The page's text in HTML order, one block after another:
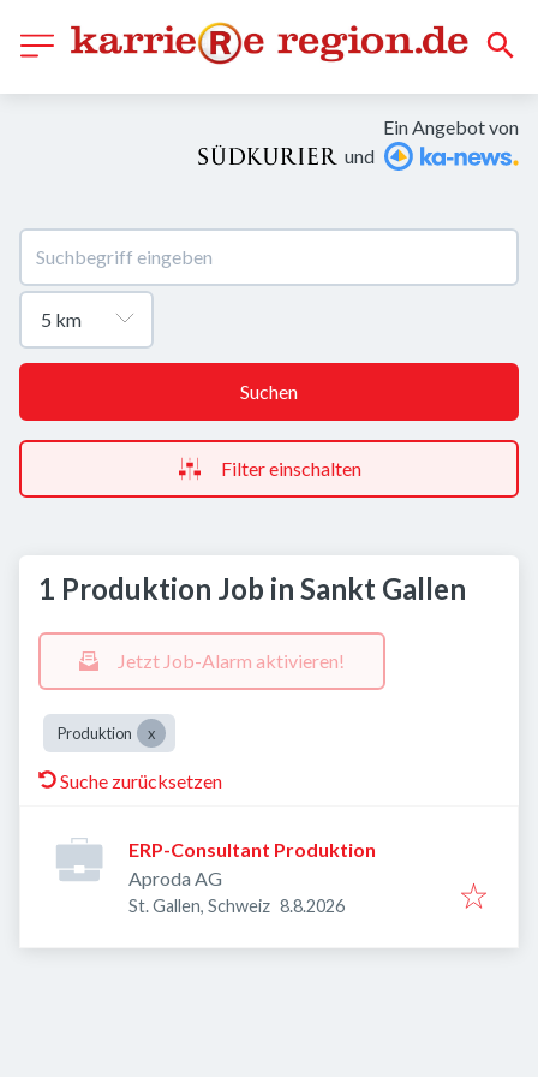
Ein Angebot von
und
Suchen
Filter einschalten
1 Produktion Job in Sankt Gallen
Jetzt Job-Alarm aktivieren!
Produktion
Suche zurücksetzen
ERP-Consultant Produktion
Aproda AG
St. Gallen, Schweiz Veröffentlicht
8.8.2026